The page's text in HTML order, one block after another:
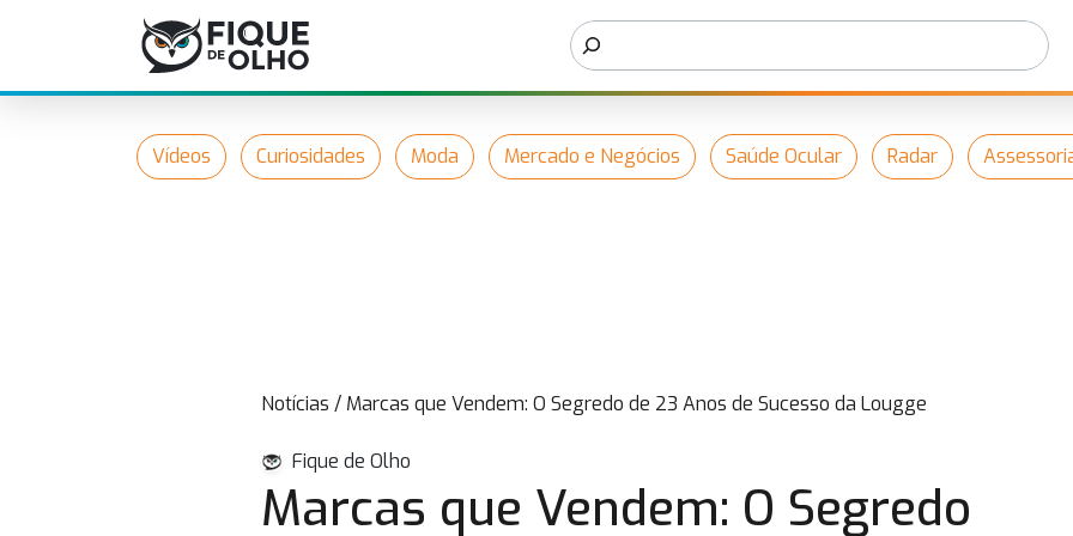
Vídeos Curiosidades Moda Mercado e Negócios Saúde Ocular Radar
Notícias / Marcas que Vendem: O Segredo de 23 Anos de Sucesso da Lougge
Fique de Olho
Marcas que Vendem: O Segredo